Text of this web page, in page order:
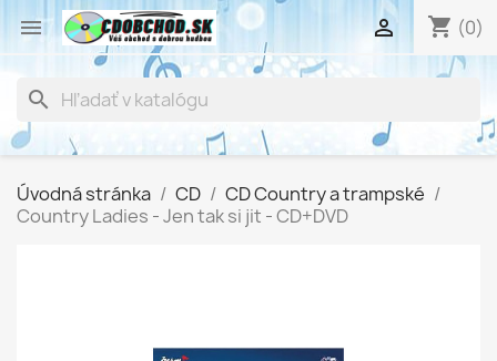
 shopping_cart (0)

search
Úvodná stránka CD
CD Country a trampské
Country Ladies - Jen tak si jit - CD+DVD